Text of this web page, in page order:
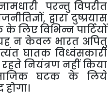
परन्तु विपरीत
, द्वारा दुष्प्रयास
केलिएविभिन्नपार्टियों
न केवल भारत अपितु
घातक विध्वंसकारी
रहते नियंत्रण नहीं किया
घटक के
लिये
होगा।